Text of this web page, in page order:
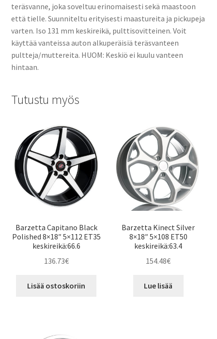
teräsvanne, joka soveltuu erinomaisesti sekä maastoon
että tielle. Suunniteltu erityisesti maastureita ja pickupeja
varten. Iso 131 mm keskireikä, pulttisovitteinen. Voit
käyttää vanteissa auton alkuperäisiä teräsvanteen
pultteja/muttereita. HUOM: Keskiö ei kuulu vanteen
hintaan.
Tutustu myös
Barzetta Capitano Black
Polished 8×18″ 5×112 ET35
keskireikä:66.6
136.73€
Lisää ostoskoriin
Barzetta Kinect Silver
8×18″ 5×108 ET50
keskireikä:63.4
154.48€
Lue lisää